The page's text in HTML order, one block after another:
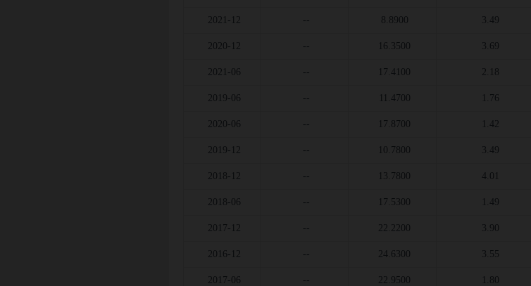
2021-12 -- 8.8900 3.49
2020-12 -- 16.3500 3.69
2021-06 -- 17.4100 2.18
2019-06 -- 11.4700 1.76
2020-06 -- 17.8700 1.42
2019-12 -- 10.7800 3.49
2018-12 -- 13.7800 4.01
2018-06 -- 17.5300 1.49
2017-12 -- 22.2200 3.90
2016-12 -- 24.6300 3.55
2017-06 -- 22.9500 1.80